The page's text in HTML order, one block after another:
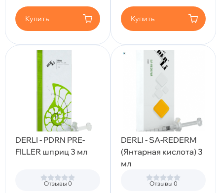
Купить Купить
DERLI - PDRN PRE-
FILLER шприц 3 мл
Отзывы 0
DERLI - SA-REDERM
(Янтарная кислота) 3
мл
Отзывы 0